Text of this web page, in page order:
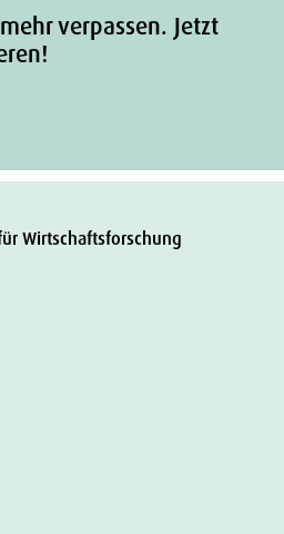
verpassen. Jetzt
Wirtschaftsforschung